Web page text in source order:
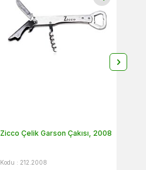
Zicco Çelik Garson Çakısı, 2008
Kodu : 212.2008